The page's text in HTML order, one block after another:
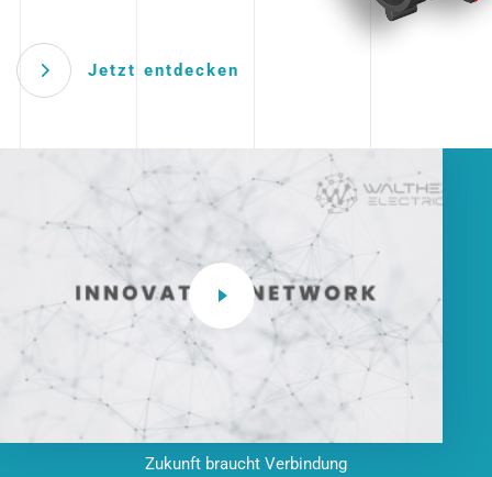
Jetzt entdecken
Zukunft braucht Verbindung